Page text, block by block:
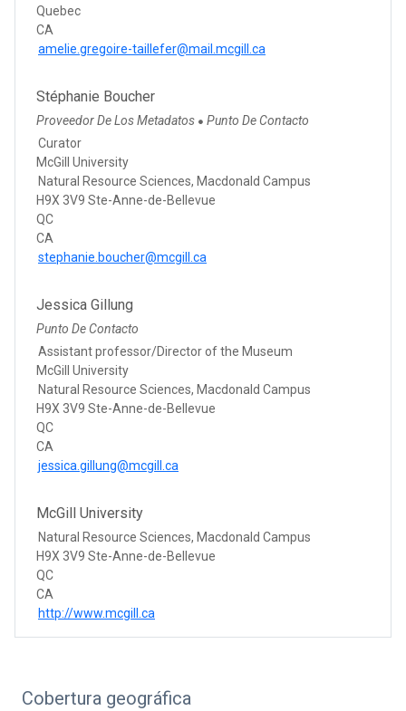
Quebec
CA
amelie.gregoire-taillefer@mail.mcgill.ca
Stéphanie Boucher
Proveedor De Los Metadatos ● Punto De Contacto
Curator
McGill University
Natural Resource Sciences, Macdonald Campus
H9X 3V9 Ste-Anne-de-Bellevue
QC
CA
stephanie.boucher@mcgill.ca
Jessica Gillung
Punto De Contacto
Assistant professor/Director of the Museum
McGill University
Natural Resource Sciences, Macdonald Campus
H9X 3V9 Ste-Anne-de-Bellevue
QC
CA
jessica.gillung@mcgill.ca
McGill University
Natural Resource Sciences, Macdonald Campus
H9X 3V9 Ste-Anne-de-Bellevue
QC
CA
http://www.mcgill.ca
Cobertura geográfica